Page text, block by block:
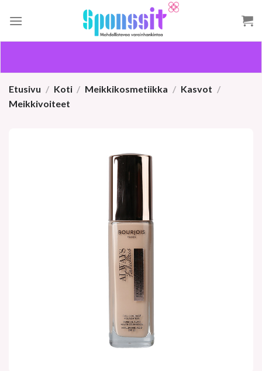
Etusivu / Koti / Meikkikosmetiikka / Kasvot /
Meikkivoiteet